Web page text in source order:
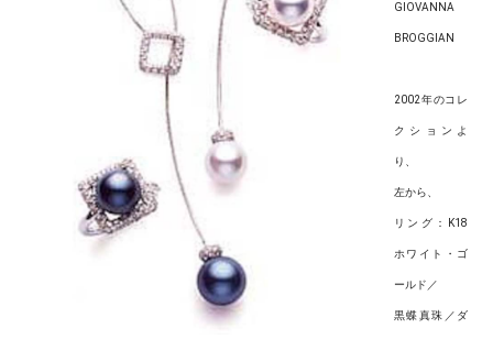
GIOVANNA
BROGGIAN
2002年のコレ
クションよ
り、
左から、
リング：K18
ホワイト・ゴ
ールド／
黒蝶真珠／ダ